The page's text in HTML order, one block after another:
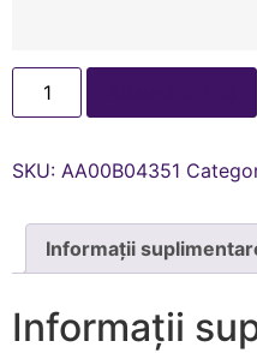
SKU: AA00В04351
Informații
Informații